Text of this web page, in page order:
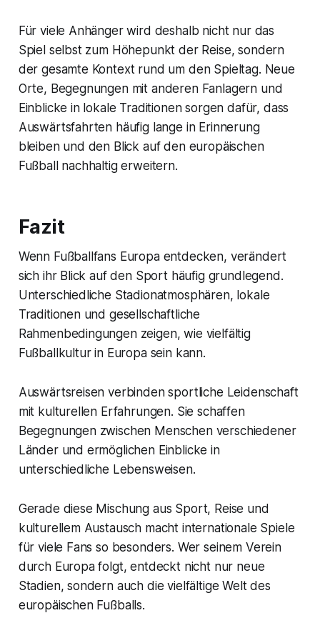
Für viele Anhänger wird deshalb nicht nur das
Spiel selbst zum Höhepunkt der Reise, sondern
der gesamte Kontext rund um den Spieltag. Neue
Orte, Begegnungen mit anderen Fanlagern und
Einblicke in lokale Traditionen sorgen dafür, dass
Auswärtsfahrten häufig lange in Erinnerung
bleiben und den Blick auf den europäischen
Fußball nachhaltig erweitern.
Fazit
Wenn Fußballfans Europa entdecken, verändert
sich ihr Blick auf den Sport häufig grundlegend.
Unterschiedliche Stadionatmosphären, lokale
Traditionen und gesellschaftliche
Rahmenbedingungen zeigen, wie vielfältig
Fußballkultur in Europa sein kann.
Auswärtsreisen verbinden sportliche Leidenschaft
mit kulturellen Erfahrungen. Sie schaffen
Begegnungen zwischen Menschen verschiedener
Länder und ermöglichen Einblicke in
unterschiedliche Lebensweisen.
Gerade diese Mischung aus Sport, Reise und
kulturellem Austausch macht internationale Spiele
für viele Fans so besonders. Wer seinem Verein
durch Europa folgt, entdeckt nicht nur neue
Stadien, sondern auch die vielfältige Welt des
europäischen Fußballs.